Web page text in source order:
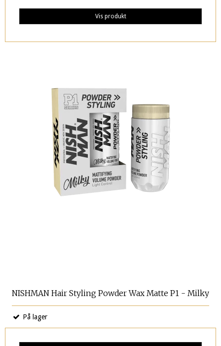
Vis produkt
NISHMAN Hair Styling Powder Wax Matte P1 - Milky
På lager